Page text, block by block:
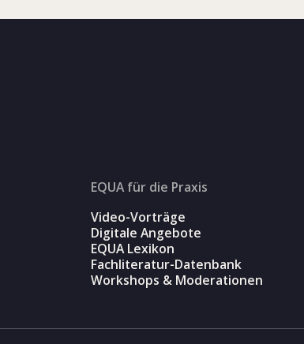
EQUA für die Praxis
Video-Vorträge
Digitale Angebote
EQUA Lexikon
Fachliteratur-Datenbank
Workshops & Moderationen